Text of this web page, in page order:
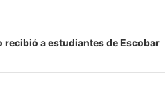
recibió a estudiantes de Escobar